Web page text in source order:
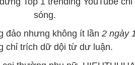
sóng.
đảo nhưng không ít lần 2 ngày
chỉ trích dữ dội từ dư luận.